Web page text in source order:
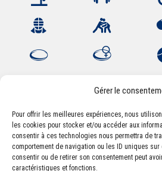
Gérer le
Pour offrir les meilleures expériences, nous
les cookies pour stocker et/ou accéder aux
consentir à ces technologies nous permettra de
comportement de navigation ou les ID uniques
consentir ou de retirer son consentement peut
caractéristiques et fonctions.
Association Sportive
84, boulevard Léon
CS 80221 - 63021 Clermont-